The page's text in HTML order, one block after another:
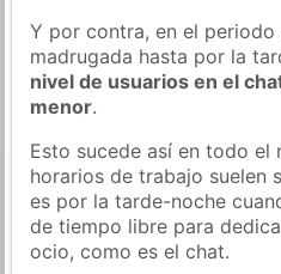
Y por contra, en el periodo
madrugada hasta por la
nivel de usuarios en el
menor.
Esto sucede así en todo el
horarios de trabajo suelen
es por la tarde-noche
de tiempo libre para
ocio, como es el chat.